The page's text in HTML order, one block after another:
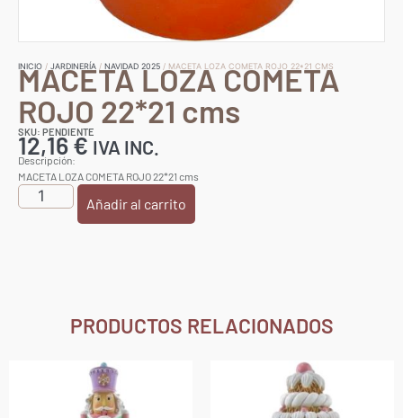
INICIO / JARDINERÍA / NAVIDAD 2025 / MACETA LOZA COMETA ROJO 22*21 CMS
MACETA LOZA COMETA
ROJO 22*21 cms
SKU: PENDIENTE
12,16€ IVA INC.
Descripción:
MACETA LOZA COMETA ROJO 22*21 cms
Añadir al carrito
PRODUCTOS RELACIONADOS